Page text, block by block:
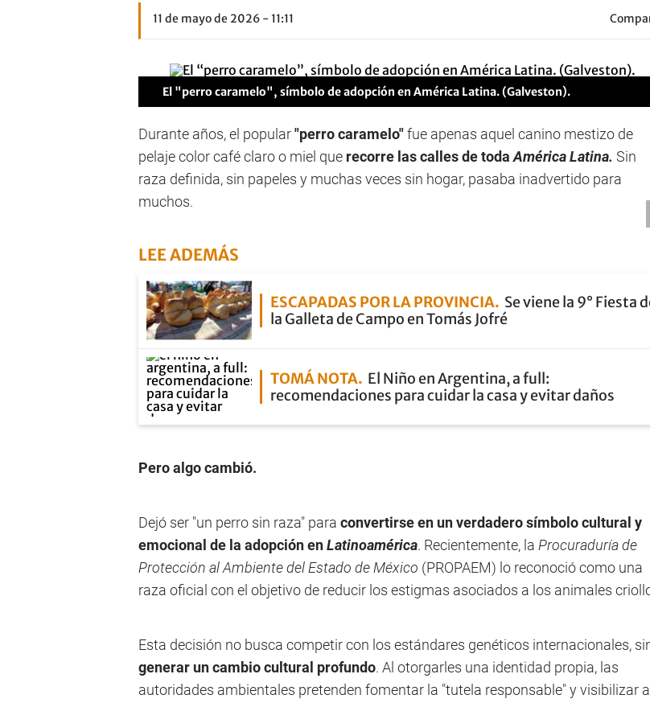
11 de mayo de 2026 - 11:11
El "perro caramelo", símbolo de adopción en América Latina. (Galveston).
Durante años, el popular"perro caramelo"fue apenas aquel canino mestizo de
pelaje color café claro o miel que recorre las calles de todaAmérica Latina. Sin
raza definida, sin papeles y muchas veces sin hogar, pasaba inadvertido para
muchos.
LEE ADEMÁS
ESCAPADAS POR LA PROVINCIA Se viene la 9° Fiesta
la Galleta de Campo en Tomás Jofré
TOMÁ NOTA El Niño en Argentina, a full:
recomendaciones para cuidar la casa y evitar daños
Pero algo cambió.
Dejó ser "un perro sin raza" para convertirse en unverdadero símbolo cultural y
emocional de la adopción enLatinoamérica. Recientemente, la Procuraduría de
Protección al Ambiente del Estado de México (PROPAEM) lo reconoció como una
raza oficial con el objetivo de reducir los estigmas asociados a los animales
Esta decisión no busca competir con los estándares genéticos internacionales,
generar un cambio cultural profundo. Al otorgarles una identidad propia, las
autoridades ambientales pretenden fomentar la "tutela responsable" y visibilizar a